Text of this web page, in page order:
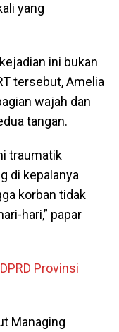
yang
ini bukan
tersebut, Amelia
wajah dan
tangan.
traumatik
di kepalanya
korban tidak
hari,” papar
Provinsi
Managing